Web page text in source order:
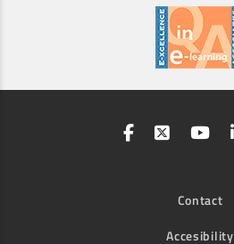
Contact
Accesibility